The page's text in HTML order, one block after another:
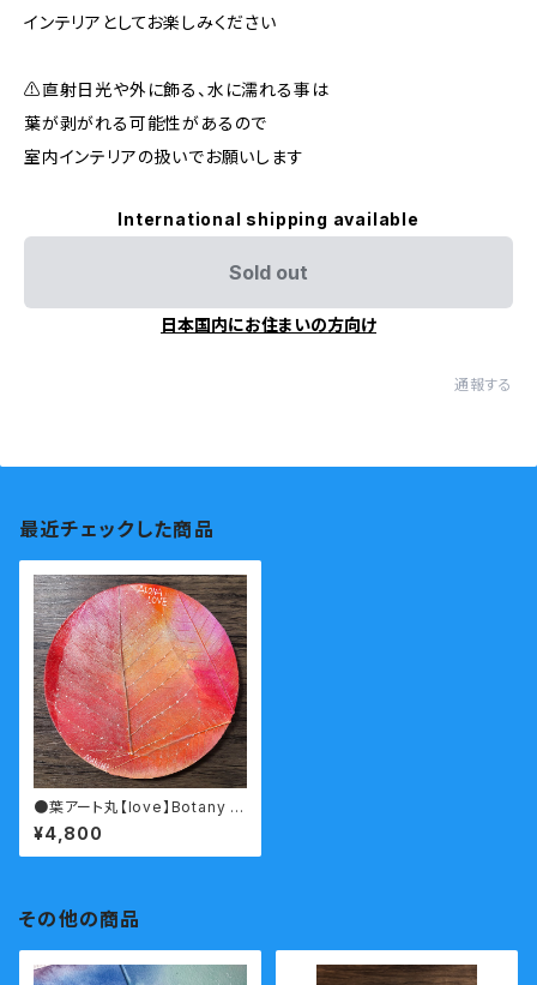
インテリアとしてお楽しみください
⚠️直射日光や外に飾る、水に濡れる事は
葉が剥がれる可能性があるので
室内インテリアの扱いでお願いします
International shipping available
Sold out
日本国内にお住まいの方向け
通報する
最近チェックした商品
●葉アート丸【love】Botany p
ainting
¥4,800
その他の商品